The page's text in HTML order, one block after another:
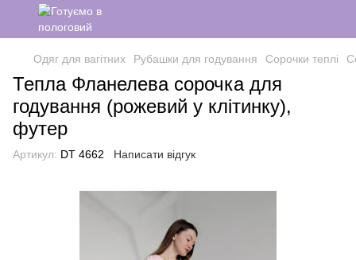
Одяг для вагітних Рубашки для годування Сорочки теплі
Тепла Фланелева сорочка для
годування (рожевий у клітинку),
футер
Артикул: DT 4662 Написати відгук